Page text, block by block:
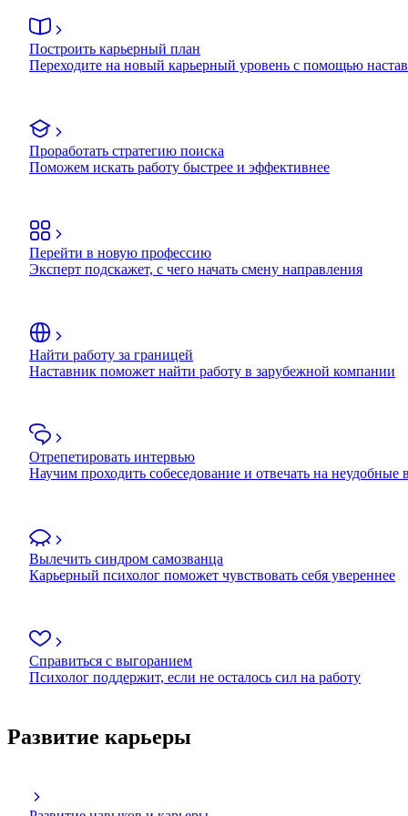
Построить карьерный план
Переходите на новый карьерный уровень с помощью
Проработать стратегию поиска
Поможем искать работу быстрее и эффективнее
Перейти в новую профессию
Эксперт подскажет, с чего начать смену направления
Найти работу за границей
Наставник поможет найти работу в зарубежной компании
Отрепетировать интервью
Научим проходить собеседование и отвечать на неудобные
Вылечить синдром самозванца
Карьерный психолог поможет чувствовать себя увереннее
Справиться с выгоранием
Психолог поддержит, если не осталось сил на работу
Развитие карьеры